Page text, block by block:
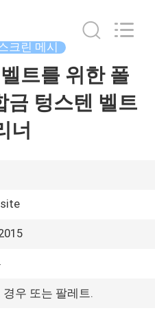
크린 메시
트를 위한 폴
금 텅스텐 벨트
너
경우 또는 팔레트.